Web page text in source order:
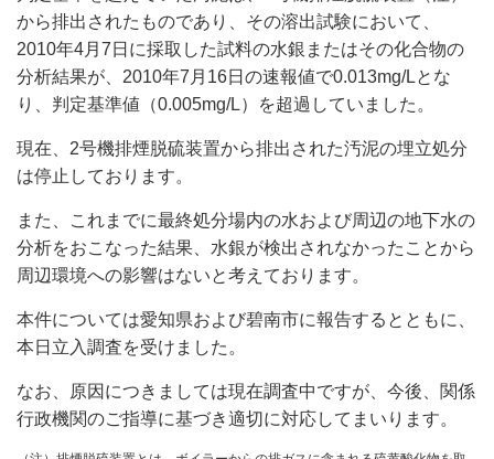
から排出されたものであり、その溶出試験において、
2010年4月7日に採取した試料の水銀またはその化合物の
分析結果が、2010年7月16日の速報値で0.013mg/Lとな
り、判定基準値（0.005mg/L）を超過していました。
現在、2号機排煙脱硫装置から排出された汚泥の埋立処分
は停止しております。
また、これまでに最終処分場内の水および周辺の地下水の
分析をおこなった結果、水銀が検出されなかったことから
周辺環境への影響はないと考えております。
本件については愛知県および碧南市に報告するとともに、
本日立入調査を受けました。
なお、原因につきましては現在調査中ですが、今後、関係
行政機関のご指導に基づき適切に対応してまいります。